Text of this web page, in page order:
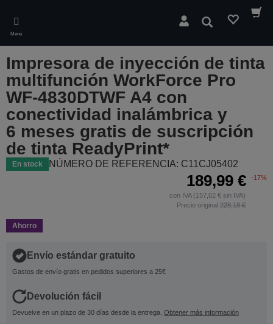
main
content
Menú
Buscar
Impresora de inyección de tinta
multifunción WorkForce Pro
WF-4830DTWF A4 con
conectividad inalámbrica y
6 meses gratis de suscripción
de tinta ReadyPrint*
En stock NÚMERO DE REFERENCIA: C11CJ05402
189,99 € -17%
con IVA (157,02 € sin IVA)
Precio original 228,18 €
Ahorro
Envío estándar gratuito
Gastos de envío gratis en pedidos superiores a 25€
Devolución fácil
Devuelve en un plazo de 30 días desde la entrega. Obtener más información